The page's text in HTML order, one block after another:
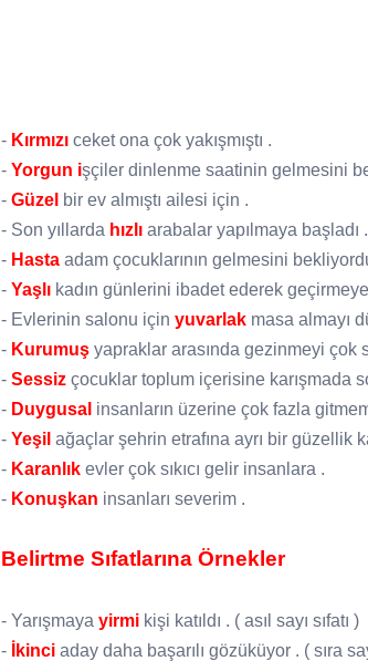
- Kırmızı ceket ona çok yakışmıştı .
- Yorgun işçiler dinlenme saatinin gelmesini
- Güzel bir ev almıştı ailesi için .
- Son yıllarda hızlı arabalar yapılmaya başladı .
- Hasta adam çocuklarının gelmesini
- Yaşlı kadın günlerini ibadet ederek
- Evlerinin salonu için yuvarlak masa almayı
- Kurumuş yapraklar arasında gezinmeyi çok
- Sessiz çocuklar toplum içerisine karışmada
- Duygusal insanların üzerine çok fazla
- Yeşil ağaçlar şehrin etrafına ayrı bir güzellik
- Karanlık evler çok sıkıcı gelir insanlara .
- Konuşkan insanları severim .
Belirtme Sıfatlarına Örnekler
- Yarışmaya yirmi kişi katıldı . ( asıl sayı sıfatı )
-
İkinci aday daha başarılı gözüküyor . ( sıra